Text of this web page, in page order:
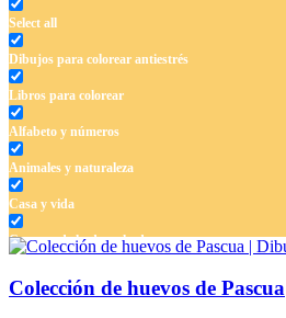
Select all
Dibujos para colorear antiestrés
Libros para colorear
Alfabeto y números
Animales y naturaleza
Casa y vida
Cuentos de hadas y hadas
Colección de huevos de Pascua